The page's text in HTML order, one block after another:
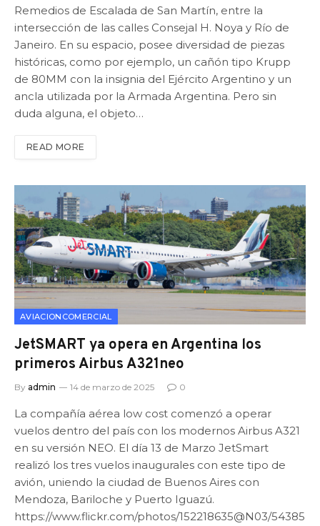
Remedios de Escalada de San Martín, entre la
intersección de las calles Consejal H. Noya y Río de
Janeiro. En su espacio, posee diversidad de piezas
históricas, como por ejemplo, un cañón tipo Krupp
de 80MM con la insignia del Ejército Argentino y un
ancla utilizada por la Armada Argentina. Pero sin
duda alguna, el objeto…
READ MORE
AVIACIONCOMERCIAL
JetSMART ya opera en Argentina los
primeros Airbus A321neo
By admin 14 de marzo de 2025 0
La compañía aérea low cost comenzó a operar
vuelos dentro del país con los modernos Airbus A321
en su versión NEO. El día 13 de Marzo JetSmart
realizó los tres vuelos inaugurales con este tipo de
avión, uniendo la ciudad de Buenos Aires con
Mendoza, Bariloche y Puerto Iguazú.
https://www.flickr.com/photos/152218635@N03/54385